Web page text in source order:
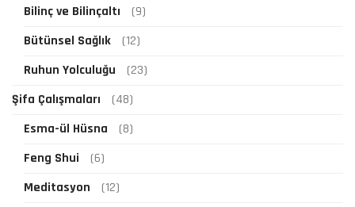
Bilinç ve Bilinçaltı
(9)
Bütünsel Sağlık
(12)
Ruhun Yolculuğu
(23)
Şifa Çalışmaları
(48)
Esma-ül Hüsna
(8)
Feng Shui
(6)
Meditasyon
(12)